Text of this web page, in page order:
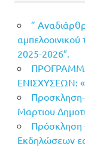
”
αμπελοοινικού
2025-2026″.
ΕΝΙΣΧΥΣΕΩΝ:
Μαρτιου
Πρόσκληση
Εκδηλώσεων